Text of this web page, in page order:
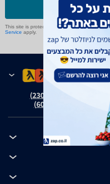
This site is protected by reCAPTCHA and
Service apply.
08-20)
12-19)